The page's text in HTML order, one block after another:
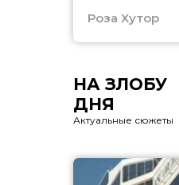
Роза Хутор
НА ЗЛОБУ
ДНЯ
Актуальные сюжеты